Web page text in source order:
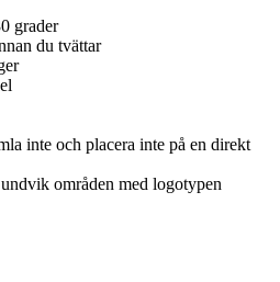
grader
du tvättar
inte och placera inte på en direkt
områden med logotypen